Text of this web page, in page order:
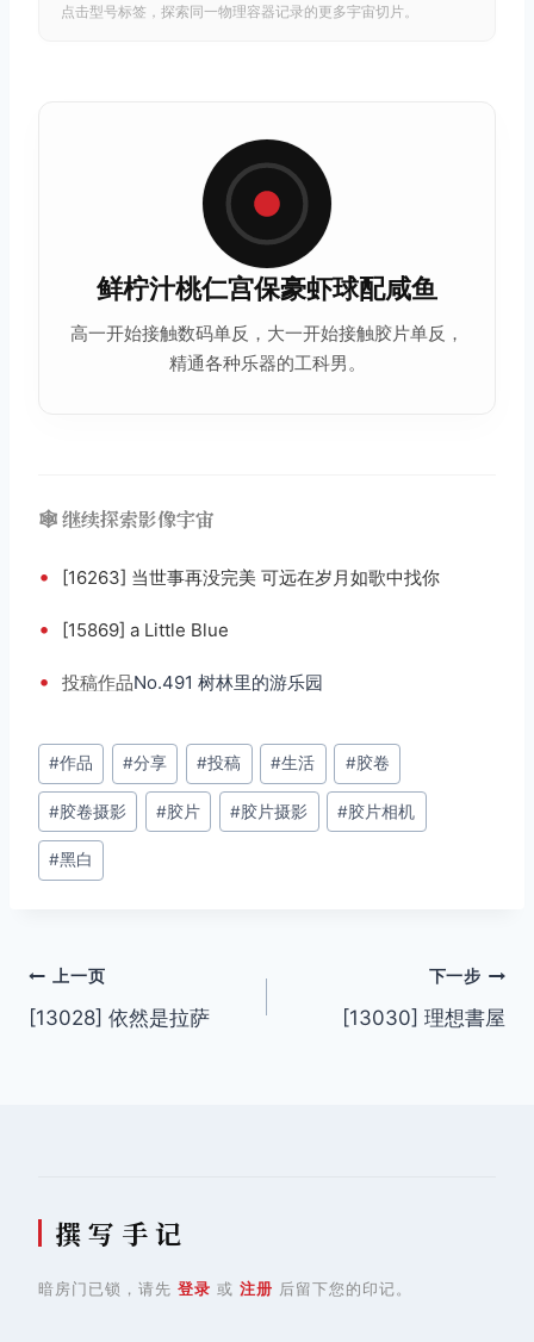
点击型号标签，探索同一物理容器记录的更多宇宙切片。
鲜柠汁桃仁宫保豪虾球配咸鱼
高一开始接触数码单反，大一开始接触胶片单反，
精通各种乐器的工科男。
🕸️ 继续探索影像宇宙
• [16263] 当世事再没完美 可远在岁月如歌中找你
• [15869] a Little Blue
• 投稿作品No.491 树林里的游乐园
文
章
标
签：
#作品 #分享 #投稿 #生活 #胶卷
#胶卷摄影 #胶片 #胶片摄影 #胶片相机
#黑白
文
章
上一页
[13028] 依然是拉萨
下一步
[13030] 理想書屋
撰 写 手 记
暗房门已锁，请先 登录 或 注册 后留下您的印记。